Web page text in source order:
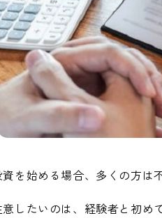
を始める場合、多くの方は
意したいのは、経験者と初